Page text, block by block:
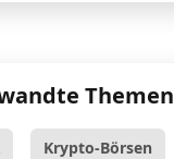
Themen
Krypto-Börsen